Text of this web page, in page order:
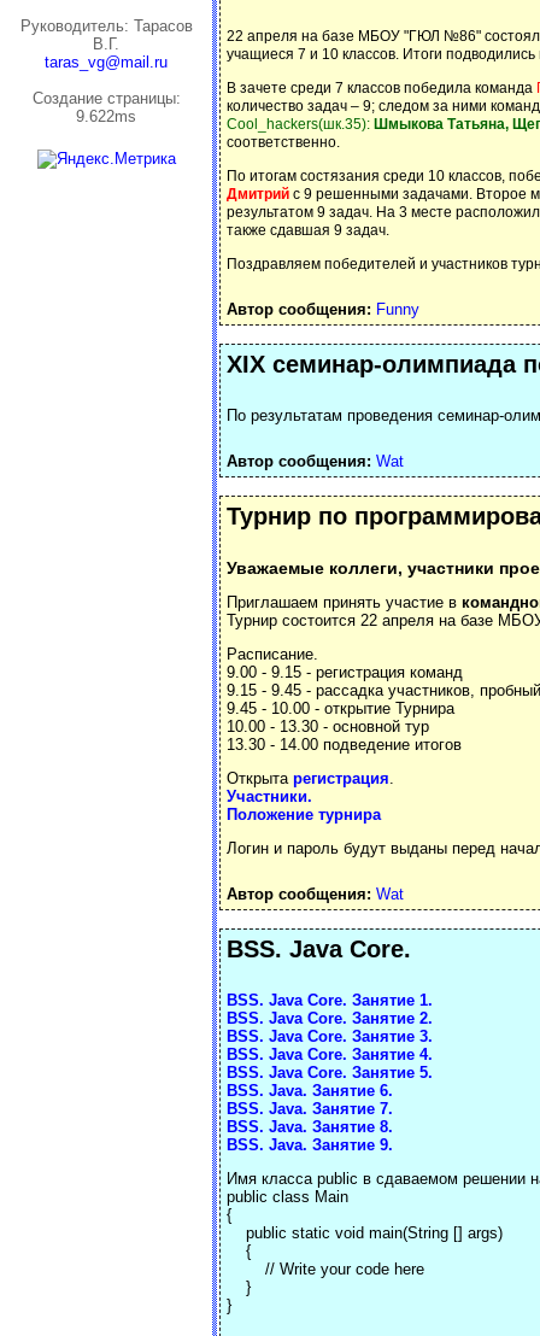
Руководитель: Тарасов
В.Г.
taras_vg@mail.ru
Cоздание страницы:
9.622ms
22 апреля на базе МБОУ "ГЮЛ №86"
учащиеся 7 и 10 классов. Итоги подводились
В зачете среди 7 классов победила команда
количество задач – 9; следом за ними
Cool_hackers(шк.35): Шмыкова Татьяна,
соответственно.
По итогам состязания среди 10 классов,
Дмитрий с 9 решенными задачами. Второе
результатом 9 задач. На 3 месте
также сдавшая 9 задач.
Поздравляем победителей и участников
Автор сообщения: Funny
XIX cеминар-олимпиада
По результатам проведения cеминар-
Автор сообщения: Wat
Турнир по
Уважаемые коллеги, участники
Приглашаем принять участие в
Турнир состоится 22 апреля на базе
Расписание.
9.00 - 9.15 - регистрация команд
9.15 - 9.45 - рассадка участников,
9.45 - 10.00 - открытие Турнира
10.00 - 13.30 - основной тур
13.30 - 14.00 подведение итогов
Открыта регистрация.
Участники.
Положение турнира
Логин и пароль будут выданы перед
Автор сообщения: Wat
BSS. Java Core.
BSS. Java Core. Занятие 1.
BSS. Java Core. Занятие 2.
BSS. Java Core. Занятие 3.
BSS. Java Core. Занятие 4.
BSS. Java Core. Занятие 5.
BSS. Java. Занятие 6.
BSS. Java. Занятие 7.
BSS. Java. Занятие 8.
BSS. Java. Занятие 9.
Имя класса public в сдаваемом решении
public class Main
{
public static void main(String [] args)
{
// Write your code here
}
}